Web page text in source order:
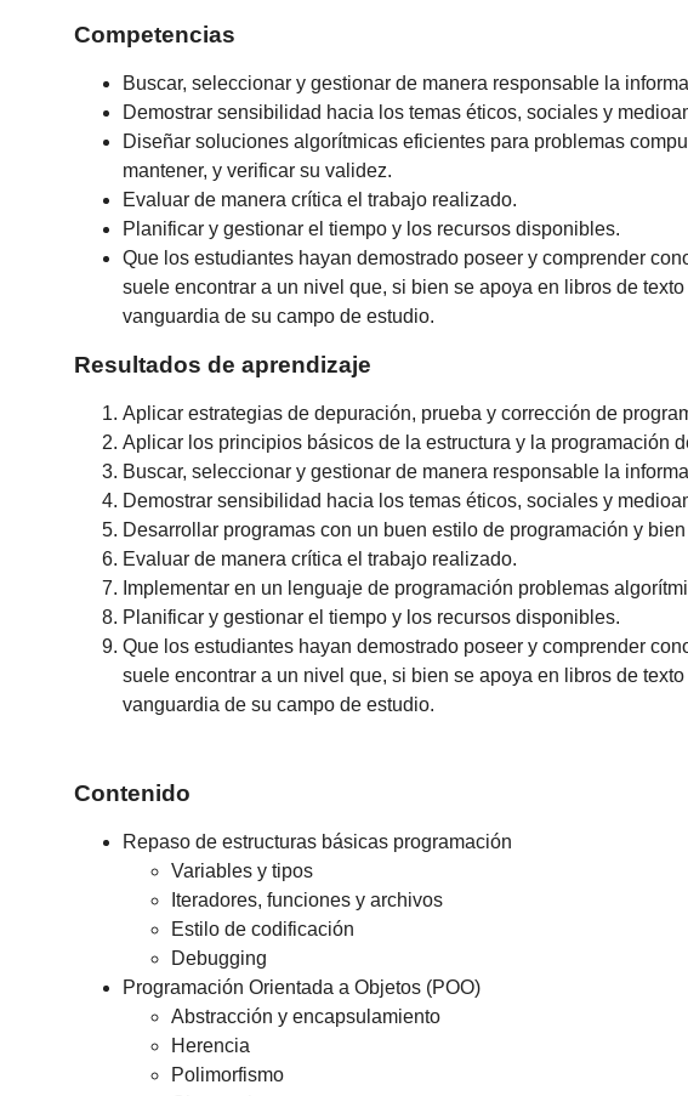
Competencias
Buscar, seleccionar y gestionar de manera responsable la
Demostrar sensibilidad hacia los temas éticos, sociales y
Diseñar soluciones algorítmicas eficientes para problemas
mantener, y verificar su validez.
Evaluar de manera crítica el trabajo realizado.
Planificar y gestionar el tiempo y los recursos disponibles.
Que los estudiantes hayan demostrado poseer y comprender
suele encontrar a un nivel que, si bien se apoya en libros de
vanguardia de su campo de estudio.
Resultados de aprendizaje
Aplicar estrategias de depuración, prueba y corrección de
Aplicar los principios básicos de la estructura y la programación
Buscar, seleccionar y gestionar de manera responsable la
Demostrar sensibilidad hacia los temas éticos, sociales y
Desarrollar programas con un buen estilo de programación y
Evaluar de manera crítica el trabajo realizado.
Implementar en un lenguaje de programación problemas
Planificar y gestionar el tiempo y los recursos disponibles.
Que los estudiantes hayan demostrado poseer y comprender
suele encontrar a un nivel que, si bien se apoya en libros de
vanguardia de su campo de estudio.
Contenido
Repaso de estructuras básicas programación
Variables y tipos
Iteradores, funciones y archivos
Estilo de codificación
Debugging
Programación Orientada a Objetos (POO)
Abstracción y encapsulamiento
Herencia
Polimorfismo